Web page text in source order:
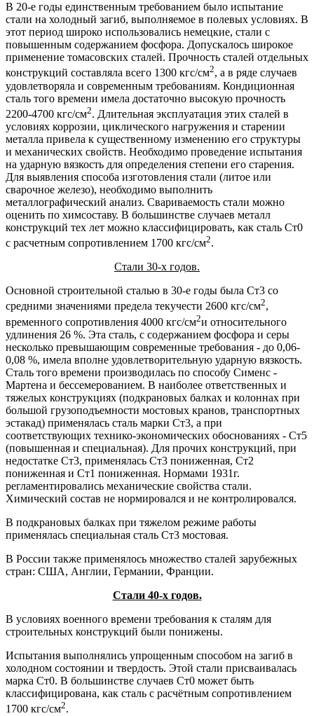
В 20-е годы единственным требованием было испытание
стали на холодный загиб, выполняемое в полевых условиях. В
этот период широко использовались немецкие, стали с
повышенным содержанием фосфора. Допускалось широкое
применение томасовских сталей. Прочность сталей отдельных
конструкций составляла всего 1300 кгс/см2, а в ряде случаев
удовлетворяла и современным требованиям. Кондиционная
сталь того времени имела достаточно высокую прочность
2200-4700 кгс/см2. Длительная эксплуатация этих сталей в
условиях коррозии, циклического нагружения и старении
металла привела к существенному изменению его структуры
и механических свойств. Необходимо проведение испытания
на ударную вязкость для определения степени его старения.
Для выявления способа изготовления стали (литое или
сварочное железо), необходимо выполнить
металлографический анализ. Свариваемость стали можно
оценить по химсоставу. В большинстве случаев металл
конструкций тех лет можно классифицировать, как сталь Ст0
с расчетным сопротивлением 1700 кгс/см2.
Стали 30-х годов.
Основной строительной сталью в 30-е годы была Ст3 со
средними значениями предела текучести 2600 кгс/см2,
временного сопротивления 4000 кгс/см2и относительного
удлинения 26 %. Эта сталь, с содержанием фосфора и серы
несколько превышающим современные требования - до 0,06-
0,08 %, имела вполне удовлетворительную ударную вязкость.
Сталь того времени производилась по способу Сименс -
Мартена и бессемерованием. В наиболее ответственных и
тяжелых конструкциях (подкрановых балках и колоннах при
большой грузоподъемности мостовых кранов, транспортных
эстакад) применялась сталь марки Ст3, а при
соответствующих технико-экономических обоснованиях - Ст5
(повышенная и специальная). Для прочих конструкций, при
недостатке Ст3, применялась Ст3 пониженная, Ст2
пониженная и Ст1 пониженная. Нормами 1931г.
регламентировались механические свойства стали.
Химический состав не нормировался и не контролировался.
В подкрановых балках при тяжелом режиме работы
применялась специальная сталь Ст3 мостовая.
В России также применялось множество сталей зарубежных
стран: США, Англии, Германии, Франции.
Стали 40-х годов.
В условиях военного времени требования к сталям для
строительных конструкций были понижены.
Испытания выполнялись упрощенным способом на загиб в
холодном состоянии и твердость. Этой стали присваивалась
марка Ст0. В большинстве случаев Ст0 может быть
классифицирована, как сталь с расчётным сопротивлением
1700 кгс/см2.